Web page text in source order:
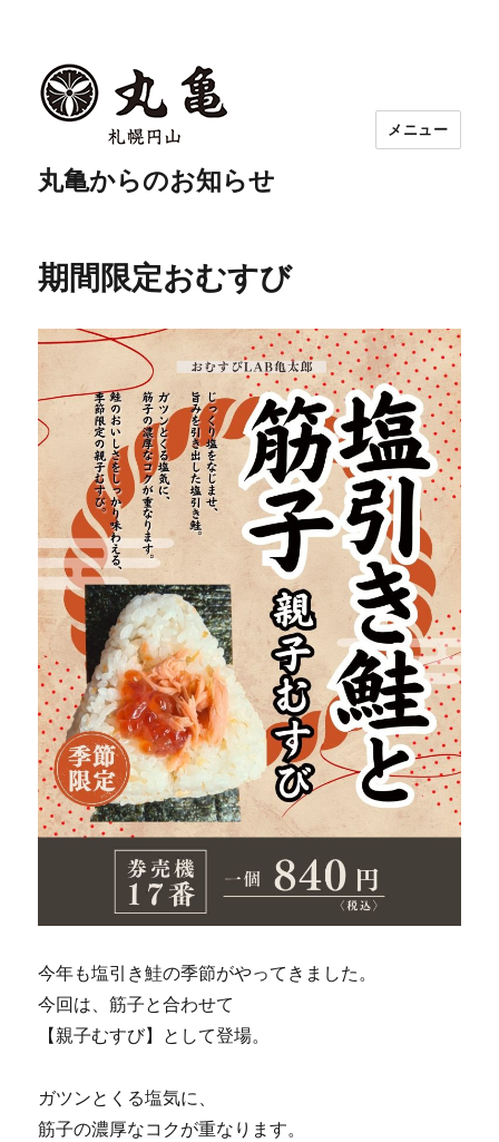
丸亀からのお知らせ
メニュー
期間限定おむすび
今年も塩引き鮭の季節がやってきました。
今回は、筋子と合わせて
【親子むすび】として登場。
ガツンとくる塩気に、
筋子の濃厚なコクが重なります。